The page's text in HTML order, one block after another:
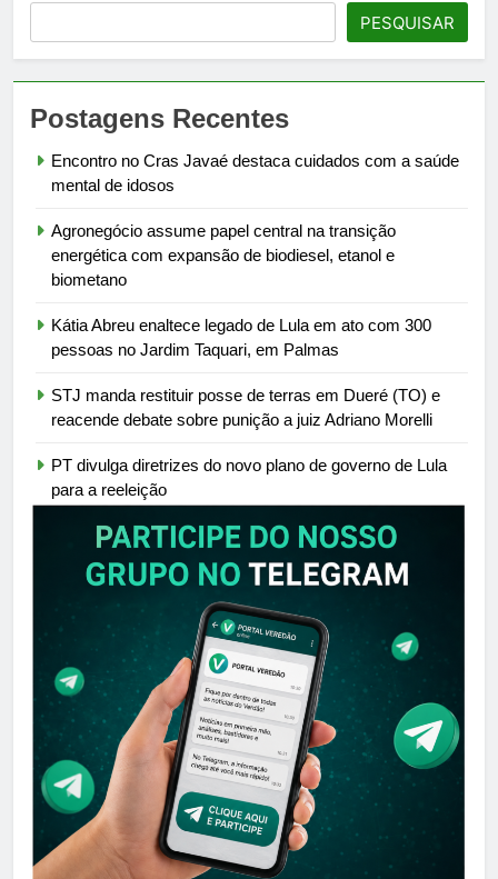
PESQUISAR
Postagens Recentes
Encontro no Cras Javaé destaca cuidados com a saúde
mental de idosos
Agronegócio assume papel central na transição
energética com expansão de biodiesel, etanol e
biometano
Kátia Abreu enaltece legado de Lula em ato com 300
pessoas no Jardim Taquari, em Palmas
STJ manda restituir posse de terras em Dueré (TO) e
reacende debate sobre punição a juiz Adriano Morelli
PT divulga diretrizes do novo plano de governo de Lula
para a reeleição